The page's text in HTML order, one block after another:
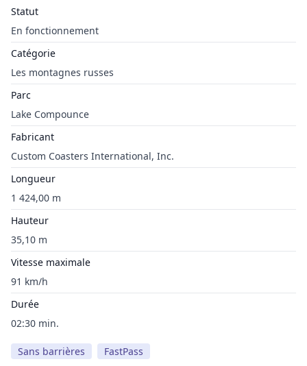
Statut
En fonctionnement
Catégorie
Les montagnes russes
Parc
Lake Compounce
Fabricant
Custom Coasters International, Inc.
Longueur
1 424,00 m
Hauteur
35,10 m
Vitesse maximale
91 km/h
Durée
02:30 min.
Sans barrières FastPass